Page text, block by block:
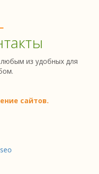
из удобных для
сайтов.